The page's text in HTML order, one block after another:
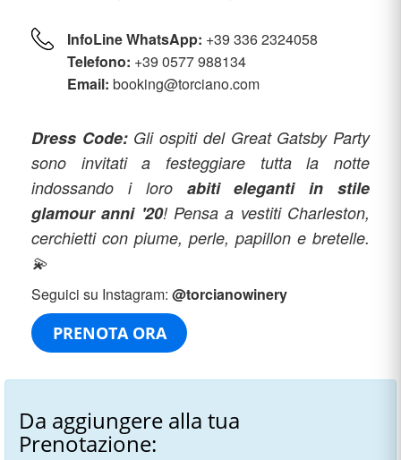
InfoLine WhatsApp: +39 336 2324058
Telefono: +39 0577 988134
Email: booking@torciano.com
Dress Code:Gli ospiti del Great Gatsby Party
sono invitati a festeggiare tutta la notte
indossando i loro abiti eleganti in stile
glamour anni '20! Pensa a vestiti Charleston,
cerchietti con piume, perle, papillon e bretelle.
💫
Seguici su Instagram: @torcianowinery
PRENOTA ORA
Da aggiungere alla tua
Prenotazione: